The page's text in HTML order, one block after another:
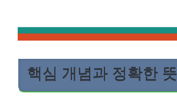
핵심 개념과 정확한 뜻